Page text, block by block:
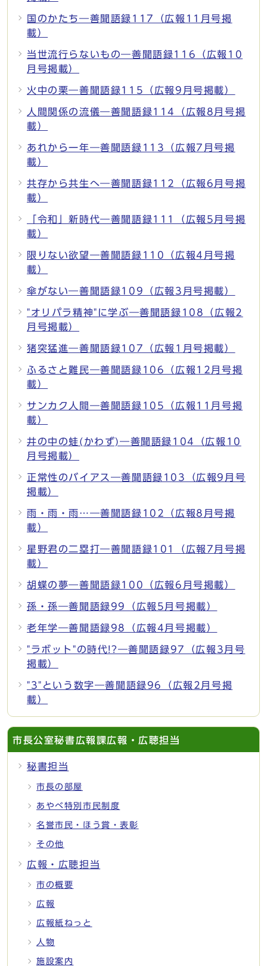
国のかたち―善聞語録117（広報11月号掲
載）
当世流行らないもの―善聞語録116（広報10
月号掲載）
火中の栗―善聞語録115（広報9月号掲載）
人間関係の流儀―善聞語録114（広報8月号掲
載）
あれから一年―善聞語録113（広報7月号掲
載）
共存から共生へ―善聞語録112（広報6月号掲
載）
「令和」新時代―善聞語録111（広報5月号掲
載）
限りない欲望―善聞語録110（広報4月号掲
載）
傘がない―善聞語録109（広報3月号掲載）
"オリパラ精神"に学ぶ―善聞語録108（広報2
月号掲載）
猪突猛進―善聞語録107（広報1月号掲載）
ふるさと難民―善聞語録106（広報12月号掲
載）
サンカク人間―善聞語録105（広報11月号掲
載）
井の中の蛙(かわず)―善聞語録104（広報10
月号掲載）
正常性のバイアス―善聞語録103（広報9月号
掲載）
雨・雨・雨…―善聞語録102（広報8月号掲
載）
星野君の二塁打―善聞語録101（広報7月号掲
載）
胡蝶の夢―善聞語録100（広報6月号掲載）
孫・孫―善聞語録99（広報5月号掲載）
老年学―善聞語録98（広報4月号掲載）
"ラボット"の時代!?―善聞語録97（広報3月号
掲載）
"3"という数字―善聞語録96（広報2月号掲
載）
市長公室秘書広報課広報・広聴担当
秘書担当
市長の部屋
あやべ特別市民制度
名誉市民・ほう賞・表彰
その他
広報・広聴担当
市の概要
広報
広報紙ねっと
人物
施設案内